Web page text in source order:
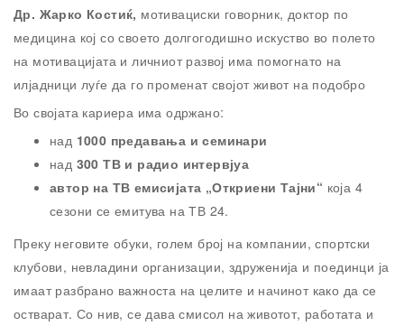
Др. Жарко Костиќ, мотивациски говорник, доктор по
медицина кој со своето долгогодишно искуство во полето
на мотивацијата и личниот развој има помогнато на
илјадници луѓе да го променат својот живот на подобро
Во својата кариера има одржано:
над 1000 предавања и семинари
над 300 ТВ и радио интервјуа
автор на ТВ емисијата „Откриени Тајни“ која 4
сезони се емитува на ТВ 24.
Преку неговите обуки, голем број на компании, спортски
клубови, невладини организации, здруженија и поединци ја
имаат разбрано важноста на целите и начинот како да се
остварат. Со нив, се дава смисол на животот, работата и